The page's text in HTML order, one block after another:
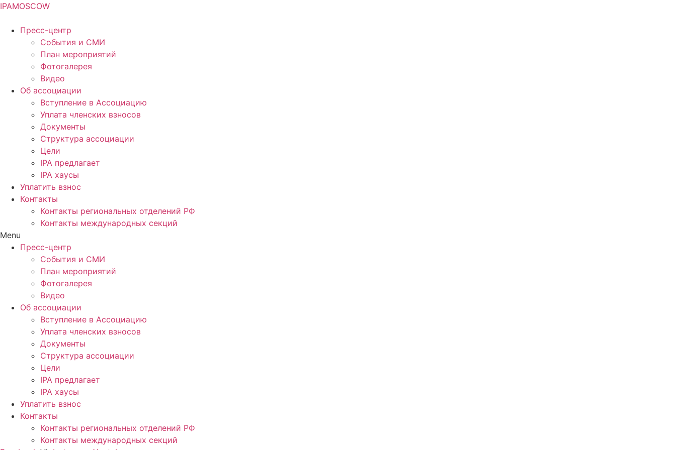
IPAMOSCOW
Пресс-центр
События и СМИ
План мероприятий
Фотогалерея
Видео
Об ассоциации
Вступление в Ассоциацию
Уплата членских взносов
Документы
Структура ассоциации
Цели
IPA предлагает
IPA хаусы
Уплатить взнос
Контакты
Контакты региональных отделений РФ
Контакты международных секций
Menu
Пресс-центр
События и СМИ
План мероприятий
Фотогалерея
Видео
Об ассоциации
Вступление в Ассоциацию
Уплата членских взносов
Документы
Структура ассоциации
Цели
IPA предлагает
IPA хаусы
Уплатить взнос
Контакты
Контакты региональных отделений РФ
Контакты международных секций